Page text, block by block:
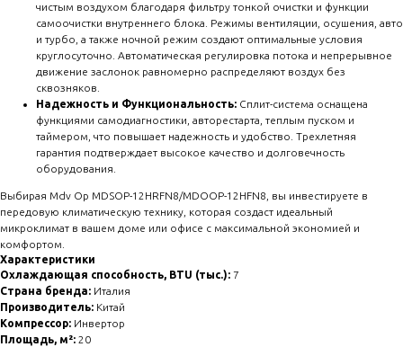
чистым воздухом благодаря фильтру тонкой очистки и функции
самоочистки внутреннего блока. Режимы вентиляции, осушения, авто
и турбо, а также ночной режим создают оптимальные условия
круглосуточно. Автоматическая регулировка потока и непрерывное
движение заслонок равномерно распределяют воздух без
сквозняков.
Надежность и Функциональность: Сплит-система оснащена
функциями самодиагностики, авторестарта, теплым пуском и
таймером, что повышает надежность и удобство. Трехлетняя
гарантия подтверждает высокое качество и долговечность
оборудования.
Выбирая Mdv Op MDSOP-12HRFN8/MDOOP-12HFN8, вы инвестируете в
передовую климатическую технику, которая создаст идеальный
микроклимат в вашем доме или офисе с максимальной экономией и
комфортом.
Характеристики
Охлаждающая способность, BTU (тыс.): 7
Страна бренда: Италия
Производитель: Китай
Компрессор: Инвертор
Площадь, м²: 20